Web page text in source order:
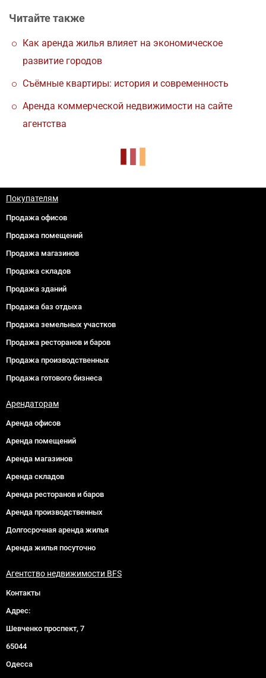
Читайте также
Как аренда жилья влияет на экономическое
развитие городов
Съёмные квартиры: история и современность
Аренда коммерческой недвижимости на сайте
агентства
Покупателям
Продажа офисов
Продажа помещений
Продажа магазинов
Продажа складов
Продажа зданий
Продажа баз отдыха
Продажа земельных участков
Продажа ресторанов и баров
Продажа производственных
Продажа готового бизнеса
Арендаторам
Аренда офисов
Аренда помещений
Аренда магазинов
Аренда складов
Аренда ресторанов и баров
Аренда производственных
Долгосрочная аренда жилья
Аренда жилья посуточно
Агентство недвижимости BFS
Контакты
Адрес:
Шевченко проспект, 7
65044
Одесса